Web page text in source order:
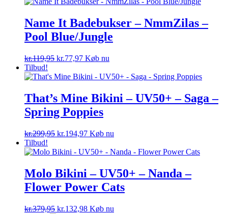
Name It Badebukser – NmmZilas –
Pool Blue/Jungle
kr.119,95 Den
pris
kr.119,95.
kr.77,97Den
pris
kr.77,97.
Køb nu
Tilbud!
That’s Mine Bikini – UV50+ – Saga –
Spring Poppies
kr.299,95 Den
pris
kr.299,95.
kr.194,97Den
pris
kr.194,97.
Køb nu
Tilbud!
Molo Bikini – UV50+ – Nanda –
Flower Power Cats
kr.379,95 Den
kr.132,98Den
Køb nu